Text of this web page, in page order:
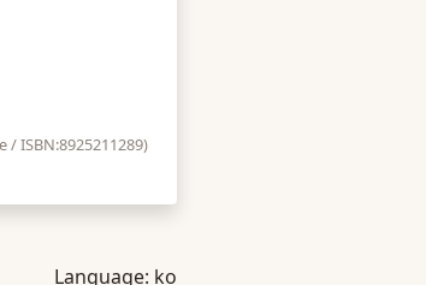
/ ISBN:8925211289)
Language: ko